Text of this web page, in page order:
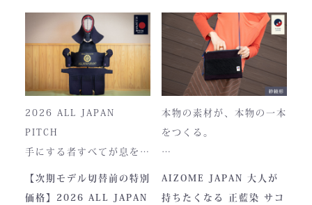
2026 ALL JAPAN
PITCH
手にする者すべてが息をの
む、現代剣道具の頂点。一
度着けた者にしかわからな
【次期モデル切替前の特別
価格】2026 ALL JAPAN
本物の素材が、本物の一本
をつくる。
本製品は、日本が誇る伝統
素材「正藍染生地」を使用
AIZOME JAPAN 大人が
持ちたくなる 正藍染 サコ